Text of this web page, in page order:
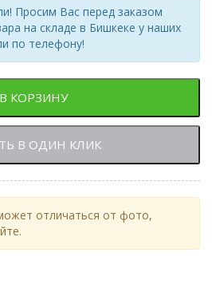
Просим Вас перед заказом
на складе в Бишкеке у наших
по телефону!
В КОРЗИНУ
В ОДИН КЛИК
отличаться от фото,